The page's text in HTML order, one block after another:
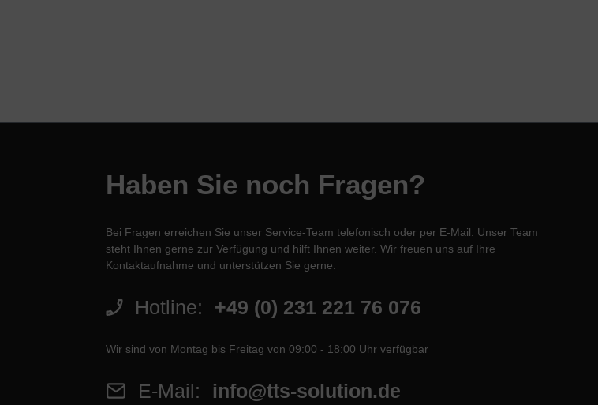
Haben Sie noch Fragen?
Bei Fragen erreichen Sie unser Service-Team telefonisch oder per E-Mail. Unser Team
steht Ihnen gerne zur Verfügung und hilft Ihnen weiter. Wir freuen uns auf Ihre
Kontaktaufnahme und unterstützen Sie gerne.
Hotline: +49 (0) 231 221 76 076
Wir sind von Montag bis Freitag von 09:00 - 18:00 Uhr verfügbar
E-Mail: info@tts-solution.de